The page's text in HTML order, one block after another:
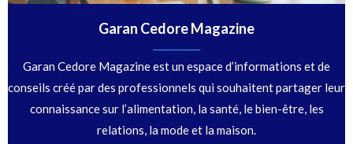
Garan Cedore Magazine
Garan Cedore Magazine est un espace d’informations et de
conseils créé par des professionnels qui souhaitent partager leur
connaissance sur l’alimentation, la santé, le bien-être, les
relations, la mode et la maison.